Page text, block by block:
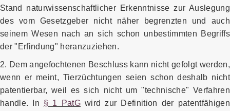
Stand naturwissenschaftlicher Erkenntnisse zur Auslegung
des vom Gesetzgeber nicht näher begrenzten und auch
seinem Wesen nach an sich schon unbestimmten Begriffs
der "Erfindung" heranzuziehen.
2. Dem angefochtenen Beschluss kann nicht gefolgt werden,
wenn er meint, Tierzüchtungen seien schon deshalb nicht
patentierbar, weil es sich nicht um "technische" Verfahren
handle. In § 1 PatG wird zur Definition der patentfähigen